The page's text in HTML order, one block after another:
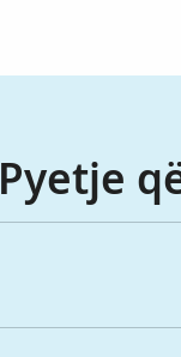
Pyetje